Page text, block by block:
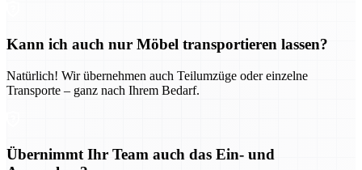
Kann ich auch nur Möbel transportieren lassen?
Natürlich! Wir übernehmen auch Teilumzüge oder einzelne
Transporte – ganz nach Ihrem Bedarf.
Übernimmt Ihr Team auch das Ein- und